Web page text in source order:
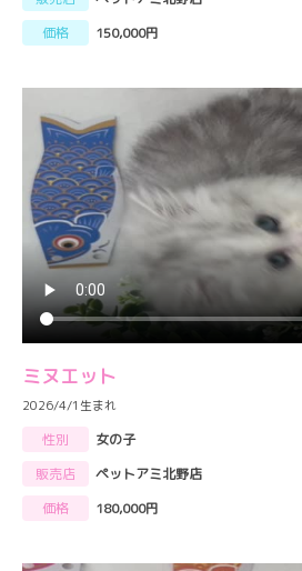
価格
150,000円
ミヌエット
2026/4/1生まれ
性別
女の子
販売店
ペットアミ北野店
価格
180,000円